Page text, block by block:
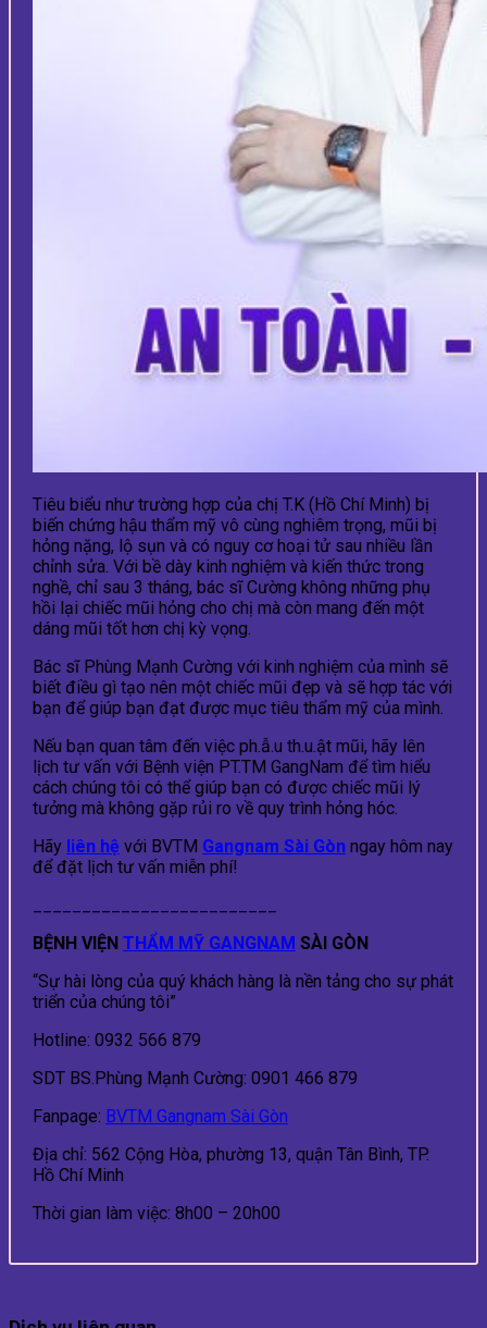
Tiêu biểu như trường hợp của chị T.K (Hồ Chí Minh) bị
biến chứng hậu thẩm mỹ vô cùng nghiêm trọng, mũi bị
hỏng nặng, lộ sụn và có nguy cơ hoại tử sau nhiều lần
chỉnh sửa. Với bề dày kinh nghiệm và kiến thức trong
nghề, chỉ sau 3 tháng, bác sĩ Cường không những phụ
hồi lại chiếc mũi hỏng cho chị mà còn mang đến một
dáng mũi tốt hơn chị kỳ vọng.
Bác sĩ Phùng Mạnh Cường với kinh nghiệm của mình sẽ
biết điều gì tạo nên một chiếc mũi đẹp và sẽ hợp tác với
bạn để giúp bạn đạt được mục tiêu thẩm mỹ của mình.
Nếu bạn quan tâm đến việc ph.ẫ.u th.u.ật mũi, hãy lên
lịch tư vấn với Bệnh viện PT.TM GangNam để tìm hiểu
cách chúng tôi có thể giúp bạn có được chiếc mũi lý
tưởng mà không gặp rủi ro về quy trình hỏng hóc.
Hãy liên hệ với BVTM Gangnam Sài Gòn ngay hôm nay
để đặt lịch tư vấn miễn phí!
BỆNH VIỆN THẨM MỸ GANGNAM SÀI GÒN
“Sự hài lòng của quý khách hàng là nền tảng cho sự phát
triển của chúng tôi”
Hotline: 0932 566 879
SDT BS.Phùng Mạnh Cường: 0901 466 879
Fanpage: BVTM Gangnam Sài Gòn
Địa chỉ: 562 Cộng Hòa, phường 13, quận Tân Bình, TP.
Hồ Chí Minh
Thời gian làm việc: 8h00 – 20h00